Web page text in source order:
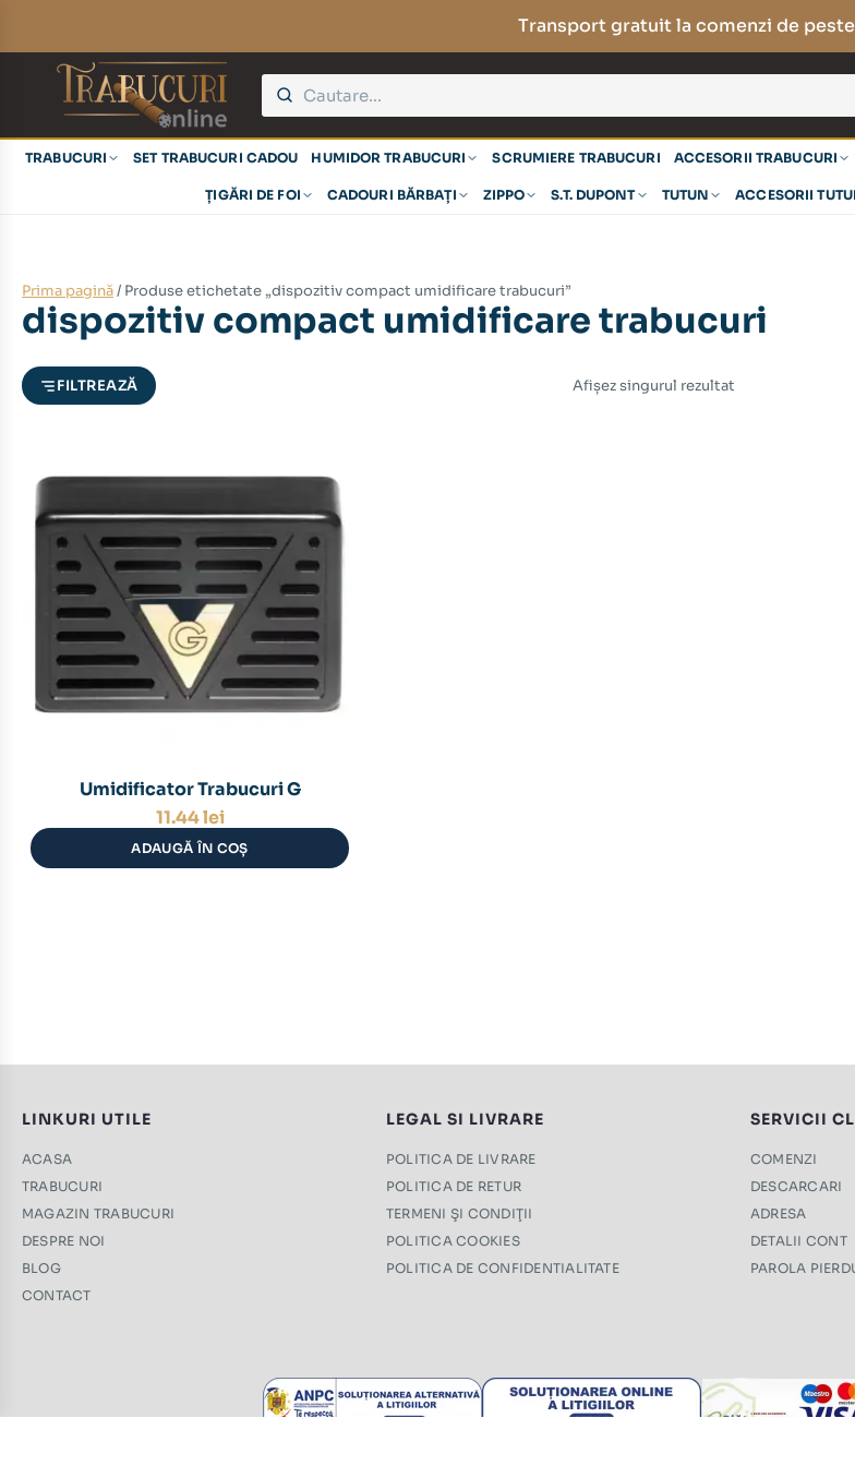
Transport gratuit la comenzi de
TRABUCURI SET TRABUCURI CADOU HUMIDOR TRABUCURI SCRUMIERE TRABUCURI ACCESORII TRABUCURI
ȚIGĂRI DE FOI CADOURI BĂRBAȚI ZIPPO S.T. DUPONT TUTUN ACCESORII
Prima pagină/ Produse etichetate „dispozitiv compact umidificare trabucuri”
dispozitiv compact umidificare trabucuri
FILTREAZĂ Afișez singurul rezultat
Umidificator Trabucuri G
11.44lei
ADAUGĂ ÎN COȘ
LINKURI UTILE
ACASA
TRABUCURI
MAGAZIN TRABUCURI
DESPRE NOI
BLOG
CONTACT
LEGAL SI LIVRARE
POLITICA DE LIVRARE
POLITICA DE RETUR
TERMENI ŞI CONDIŢII
POLITICA COOKIES
POLITICA DE CONFIDENTIALITATE
SERVICII
COMENZI
DESCARCARI
ADRESA
DETALII CONT
PAROLA